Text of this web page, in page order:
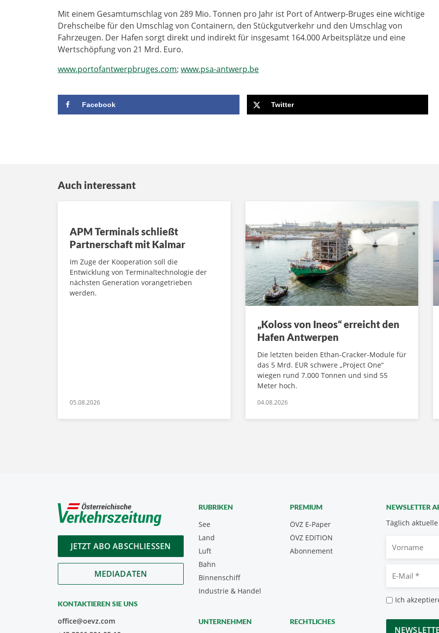
Mit einem Gesamtumschlag von 289 Mio. Tonnen pro Jahr ist Port of Antwerp-Bruges eine wichtige
Drehscheibe für den Umschlag von Containern, den Stückgutverkehr und den Umschlag von
Fahrzeugen. Der Hafen sorgt direkt und indirekt für insgesamt 164.000 Arbeitsplätze und eine
Wertschöpfung von 21 Mrd. Euro.
www.portofantwerpbruges.com; www.psa-antwerp.be
Facebook Twitter
Auch interessant
APM Terminals schließt
Partnerschaft mit Kalmar
Im Zuge der Kooperation soll die
Entwicklung von Terminaltechnologie der
nächsten Generation vorangetrieben
werden.
05.08.2026
„Koloss von Ineos“ erreicht den
Hafen Antwerpen
Die letzten beiden Ethan-Cracker-Module für
das 5 Mrd. EUR schwere „Project One“
wiegen rund 7.000 Tonnen und sind 55
Meter hoch.
04.08.2026
JETZT ABO ABSCHLIESSEN
MEDIADATEN
KONTAKTIEREN SIE UNS
office@oevz.com
NEWSLETTER
Täglich
Mail
Ich
CAPTCHA
RUBRIKEN
See
Land
Luft
Bahn
Binnenschiff
Industrie & Handel
PREMIUM
ÖVZ E-Paper
Abonnement
ÖVZ EDITION
UNTERNEHMEN RECHTLICHES